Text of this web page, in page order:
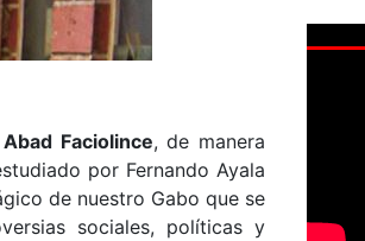
Faciolince, de manera
por Fernando Ayala
de nuestro Gabo que se
sociales, políticas y